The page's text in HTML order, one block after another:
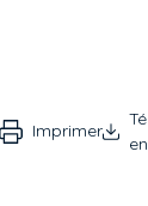
Imprimer